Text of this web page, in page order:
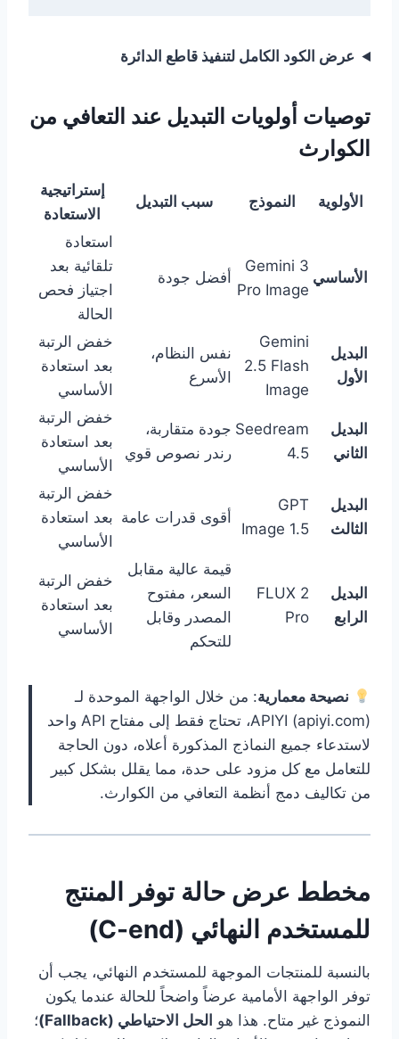
عرض الكود الكامل لتنفيذ قاطع الدائرة
توصيات أولويات التبديل عند التعافي من
الكوارث
الأولوية النموذج سبب التبديل
إستراتيجية
الاستعادة
الأساسي
Gemini 3
Pro Image
أفضل جودة
استعادة
تلقائية بعد
اجتياز فحص
الحالة
البديل
الأول
Gemini
2.5 Flash
Image
نفس النظام،
الأسرع
خفض الرتبة
بعد استعادة
الأساسي
البديل
الثاني
Seedream
4.5
جودة متقاربة،
رندر نصوص قوي
خفض الرتبة
بعد استعادة
الأساسي
البديل
الثالث
GPT
Image 1.5
أقوى قدرات عامة
خفض الرتبة
بعد استعادة
الأساسي
البديل
الرابع
FLUX 2
Pro
قيمة عالية مقابل
السعر، مفتوح
المصدر وقابل
للتحكم
خفض الرتبة
بعد استعادة
الأساسي
نصيحة معمارية: من خلال الواجهة الموحدة لـ
APIYI (apiyi.com)، تحتاج فقط إلى مفتاح API واحد
لاستدعاء جميع النماذج المذكورة أعلاه، دون الحاجة
للتعامل مع كل مزود على حدة، مما يقلل بشكل كبير
من تكاليف دمج أنظمة التعافي من الكوارث.
مخطط عرض حالة توفر المنتج
للمستخدم النهائي (C-end)
بالنسبة للمنتجات الموجهة للمستخدم النهائي، يجب أن
توفر الواجهة الأمامية عرضاً واضحاً للحالة عندما يكون
النموذج غير متاح. هذا هو الحل الاحتياطي (Fallback)
؛